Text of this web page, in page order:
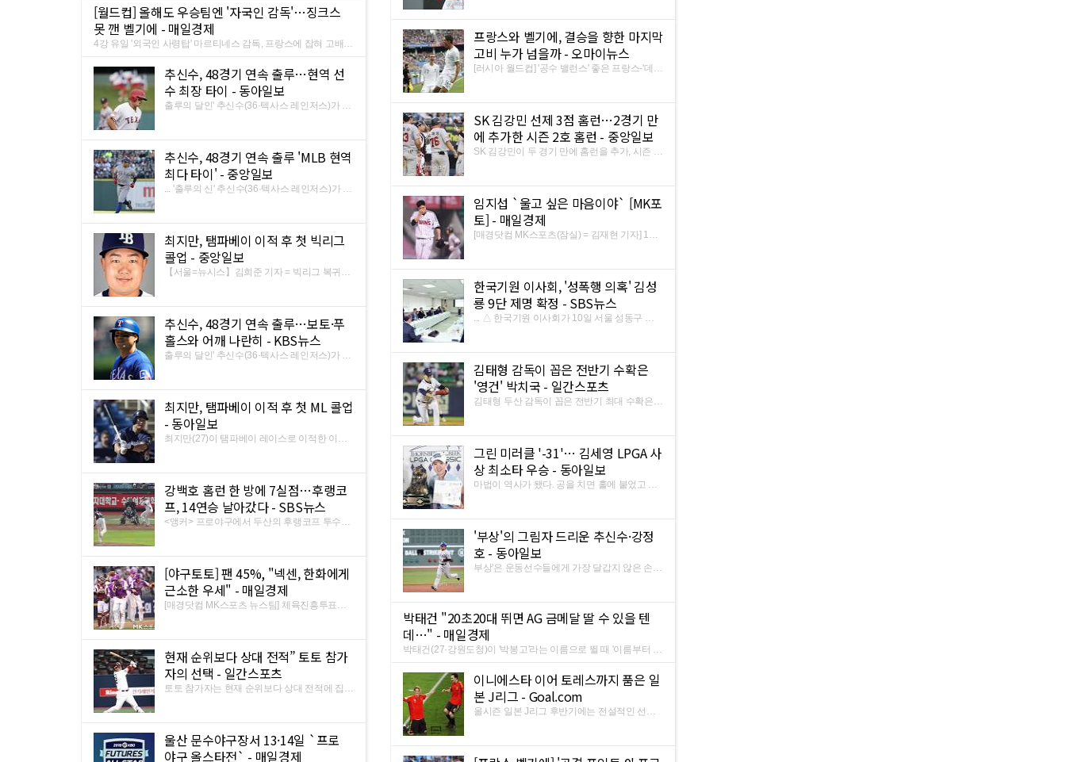
드리드(아래 레알)를 떠나 이탈리아 명문 유벤
투스로 향한다. 축구 역사에 ...
[월드컵] 올해도 우승팀엔 '자국인 감독'…징크스
못 깬 벨기에 - 매일경제
4강 유일 '외국인 사령탑' 마르티네스 감독, 프랑스에 잡혀 고배
월드컵이 낳은 수많은 징크스 중에서도 '외국인 감독이 있는 팀은
우승하지 못한다'는 속설은 한 번의 예외가 없을 정도로 뿌리가
깊다. 1930년 첫 대회부터 2014 브라질 대회까지 20번의 월드컵
추신수, 48경기 연속 출루…현역 선
수 최장 타이 - 동아일보
출루의 달인' 추신수(36·텍사스 레인저스)가 48
국 메사추세츠주 보스턴의 펜웨이 파크에서 열
린 2018 메이저리그(MLB) 보스턴 레드삭스와
의 경기에서 1번 지명타자로 ...
추신수, 48경기 연속 출루 'MLB 현역
최다 타이' - 중앙일보
... '출루의 신' 추신수(36·텍사스 레인저스)가 48
(한국시간) 미국 매사추세츠주 보스턴 펜웨이
파크에서 열린 메이저리그(MLB) 보스턴 레드
삭스와 원정 경기에 1번 지명 ...
최지만, 탬파베이 이적 후 첫 빅리그
콜업 - 중앙일보
【서울=뉴시스】김희준 기자 = 빅리그 복귀를
는 11일(한국시간) 미국 플로리다주 세인트피
터즈버그의 트로피카나 필드에서 열린 2018
메이저리그(MLB) 디트로이트 ...
추신수, 48경기 연속 출루…보토·푸
홀스와 어깨 나란히 - KBS뉴스
출루의 달인' 추신수(36·텍사스 레인저스)가 48
사추세츠주 보스턴 펜웨이 파크에서 열린
2018 미국프로야구 메이저리그(MLB) 보스턴
레드삭스와 방문경기에 1번 지명 ...
최지만, 탬파베이 이적 후 첫 ML 콜업
- 동아일보
최지만(27)이 탬파베이 레이스로 이적한 이후
와의 경기를 앞두고 최지만을 메이저리그로 불
러들였다. 지난달 밀워키 브루어스를 떠나 탬파
베이로 온 최지만은 이적 후 ...
강백호 홈런 한 방에 7실점…후랭코
프, 14연승 날아갔다 - SBS뉴스
<앵커> 프로야구에서 두산의 후랭코프 투수가
고 패전투수가 됐습니다. 유병민 기자입니다. <
기자> 후랭코프의 데뷔 시즌 최다 연승 신기록
에 대한 기대는 3회 투아웃 만 ...
[야구토토] 팬 45%, "넥센, 한화에게
근소한 우세" - 매일경제
[매경닷컴 MK스포츠 뉴스팀] 체육진흥투표권
프로야구 3경기를 대상으로 한 야구토토 스페
셜 74회차 투표율을 중간 집계한 결과, 참가자
의 45.40%가 한화-넥센(2 ...
현재 순위보다 상대 전적” 토토 참가
자의 선택 - 일간스포츠
토토 참가자는 현재 순위보다 상대 전적에 집중
한국프로야구(KBO) 3경기를 대상으로 한 야구
토토 스페셜 74회 차 투표율을 중간 집계했다.
참가자의 45.40%가 한화- ...
울산 문수야구장서 13·14일 `프로
야구 올스타전` - 매일경제
타자로 나서 상대 선발 한현희의 3구째 한가운
데 체인지업(시속 135km)을 받아쳐 한가운데
담장을 넘겼다. 시즌 4호포.
프랑스와 벨기에, 결승을 향한 마지막
고비 누가 넘을까 - 오마이뉴스
[러시아 월드컵] '공수 밸런스' 좋은 프랑스-'데
18.07.10 18:13. 인쇄 · 북마크; 댓글; 페북; 트위
터; 공유. 구글 · 카스 · 밴드 · 오블 · 메일. 복사.
확대; 축소. 월드컵은 기회의 장?
SK 김강민 선제 3점 홈런…2경기 만
에 추가한 시즌 2호 홈런 - 중앙일보
SK 김강민이 두 경기 만에 홈런을 추가, 시즌 2
초 1사 1·2루에서 LG 선발투수 임지섭의 140
㎞ 직구를 밀어쳐 타구를 우측 담장너머로 날려
보냈다. 비거리 105m의 선제 ...
임지섭 `울고 싶은 마음이야` [MK포
토] - 매일경제
[매경닷컴 MK스포츠(잠실) = 김재현 기자] 10
2회 초 1사 1,2루에서 LG 임지섭이SK 김강민
에게 3점 홈런을 허용한 후 아쉬워하고 있다. 리
그 4위의 LG는 SK를 홈으로 ...
한국기원 이사회, '성폭행 의혹' 김성
룡 9단 제명 확정 - SBS뉴스
... △ 한국기원 이사회가 10일 서울 성동구 한
성룡 9단의 제명을 확정했습니다. 한국기원은
10일 서울 성동구 한국기원 본원에서 이사회를
열고 김성룡 9단을 제명하기로 ...
김태형 감독이 꼽은 전반기 수확은
'영건' 박치국 - 일간스포츠
김태형 두산 감독이 꼽은 전반기 최대 수확은
치국을 거론했다. 올해가 데뷔 2년차인 박치국
은 47경기에 등판해 1승5패 10홀드 3세이브 평
균자책점 3.22를 기록했다.
그린 미러클 '-31'… 김세영 LPGA 사
상 최소타 우승 - 동아일보
마법이 역사가 됐다. 공을 치면 홀에 붙었고 퍼
마지막 라운드에서 어김없이 빨간 바지를 입고
나왔다. 전성기의 타이거 우즈(43·미국)가 마지
막 순간 빨간 셔츠를 입고 ...
'부상'의 그림자 드리운 추신수·강정
호 - 동아일보
부상'은 운동선수들에게 가장 달갑지 않은 손님
스)는 10일(한국시간) 미국 매사추세츠주 보스
턴의 펜웨이 파크에서 열린 보스턴과의 원정 경
기에 나서지 않고 휴식을 ...
박태건 "20초20대 뛰면 AG 금메달 딸 수 있을 텐
데…" - 매일경제
박태건(27·강원도청)이 '박봉고'라는 이름으로 뛸 때 '이름부터 빠
른 차로 바꾸라'라는 댓글이 자주 달렸다. "제가 그런 댓글에 스트
레스를 받고 있더라고요." 그는 2017년 11월에 박태건으로 개명
했다. 클 태(太)에 세울 건(建) 자를 썼다. 그리고 33년 만에 한
국 ...
이니에스타 이어 토레스까지 품은 일
본 J리그 - Goal.com
올시즌 일본 J리그 후반기에는 전설적인 선수
전설적인 선수가 둘이나 뛴다. 지난달 바르셀로